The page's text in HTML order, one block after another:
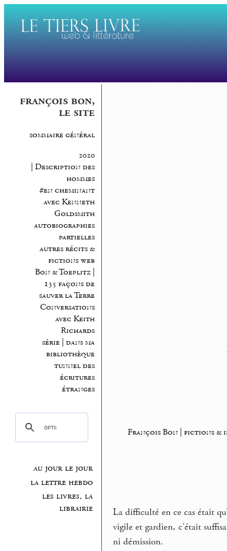
françois bon,
le site
sommaire général
2020
| Description des
hommes
#en cheminant
avec Kenneth
Goldsmith
autobiographies
partielles
autres récits &
fictions web
Bon & Toeplitz |
135 façons de
sauver la Terre
Conversations
avec Keith
Richards
série | dans ma
bibliothèque
tunnel des
écritures
étranges
au jour le jour
la lettre hebdo
les livres, la
librairie
François Bon | fictions &
La difficulté en ce cas était
vigile et gardien, c’était
ni démission.